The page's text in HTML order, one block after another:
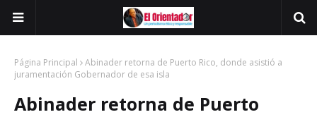
Página Principal
Abinader retorna de Puerto Rico, donde asistió a
juramentación Gobernador de esa isla
Abinader retorna de Puerto